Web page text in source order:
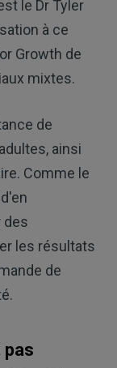
le Dr Tyler
à ce
Growth de
mixtes.
de
ainsi
Comme le
des
les résultats
de
pas